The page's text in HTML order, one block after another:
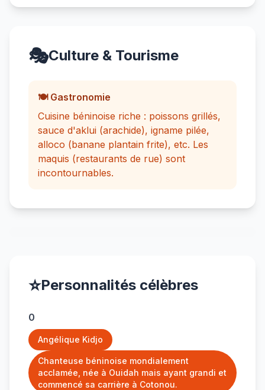
🎭Culture & Tourisme
🍽️ Gastronomie
Cuisine béninoise riche : poissons grillés,
sauce d'aklui (arachide), igname pilée,
alloco (banane plantain frite), etc. Les
maquis (restaurants de rue) sont
incontournables.
⭐Personnalités célèbres
0
Angélique Kidjo
Chanteuse béninoise mondialement
acclamée, née à Ouidah mais ayant grandi et
commencé sa carrière à Cotonou.